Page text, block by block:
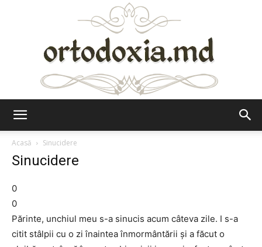
Acasă
Sinucidere
Sinucidere
0
0
Părinte, unchiul meu s-a sinucis acum câteva zile. I s-a
citit stâlpii cu o zi înaintea înmormântării și a făcut o